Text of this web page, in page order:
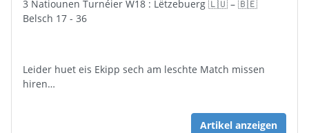
3 Natiounen Turnéier W18 : Lëtzebuerg 🇱🇺 – 🇧🇪
Belsch 17 - 36
Leider huet eis Ekipp sech am leschte Match missen
hiren…
Artikel anzeigen